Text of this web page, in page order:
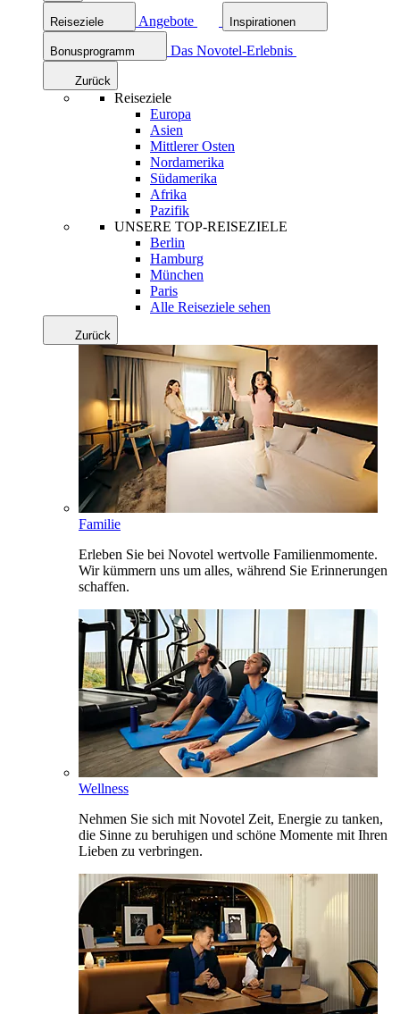
Reiseziele Angebote Inspirationen
Bonusprogramm Das Novotel-Erlebnis
Zurück
Reiseziele
Europa
Asien
Mittlerer Osten
Nordamerika
Südamerika
Afrika
Pazifik
UNSERE TOP-REISEZIELE
Berlin
Hamburg
München
Paris
Alle Reiseziele sehen
Zurück
Familie
Erleben Sie bei Novotel wertvolle Familienmomente.
Wir kümmern uns um alles, während Sie Erinnerungen
schaffen.
Wellness
Nehmen Sie sich mit Novotel Zeit, Energie zu tanken,
die Sinne zu beruhigen und schöne Momente mit Ihren
Lieben zu verbringen.